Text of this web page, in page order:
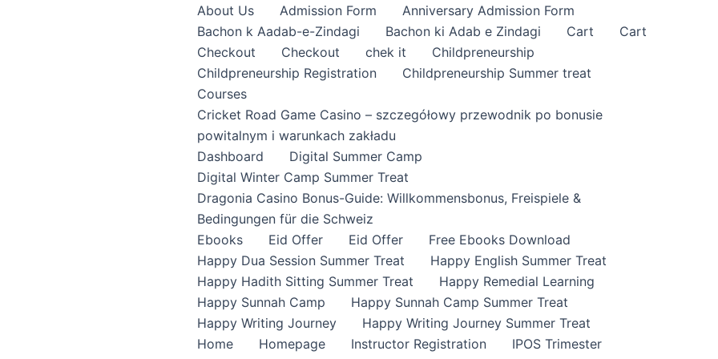
About Us Admission Form
Anniversary Admission Form
Bachon k Aadab-e-Zindagi
Bachon ki Adab e Zindagi Cart
Cart
Checkout
Checkout chek it
Childpreneurship
Childpreneurship Registration
Childpreneurship Summer treat
Courses
Cricket Road Game Casino – szczegółowy przewodnik po bonusie
powitalnym i warunkach zakładu
Dashboard
Digital Summer Camp
Digital Winter Camp Summer Treat
Dragonia Casino Bonus-Guide: Willkommensbonus, Freispiele &
Bedingungen für die Schweiz
Ebooks
Eid Offer Eid Offer
Free Ebooks Download
Happy Dua Session Summer Treat
Happy English Summer Treat
Happy Hadith Sitting Summer Treat
Happy Remedial Learning
Happy Sunnah Camp
Happy Sunnah Camp Summer Treat
Happy Writing Journey
Happy Writing Journey Summer Treat
Home
Homepage Instructor Registration
IPOS Trimester